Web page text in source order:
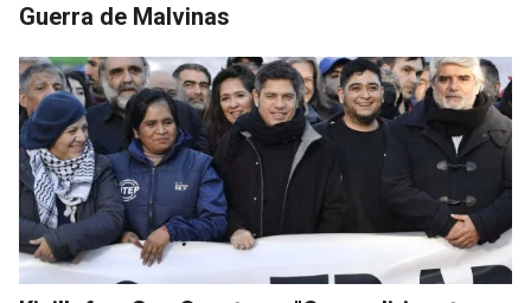
Guerra de Malvinas